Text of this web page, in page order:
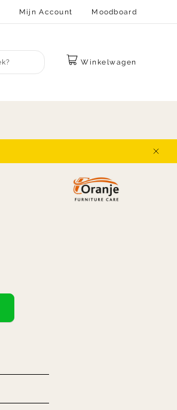
Mijn Account Moodboard
Winkelwagen